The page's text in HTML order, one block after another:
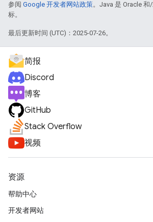
参阅 Google 开发者网站政策。Java 是 Oracle
标。
最后更新时间 (UTC)：2025-07-26。
简报
Discord
博客
GitHub
Stack Overflow
视频
资源
帮助中心
开发者网站